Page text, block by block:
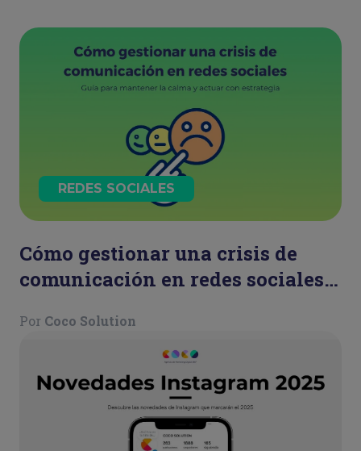
REDES SOCIALES
Cómo gestionar una crisis de
comunicación en redes sociales:
actuar con estrategia
Por Coco Solution